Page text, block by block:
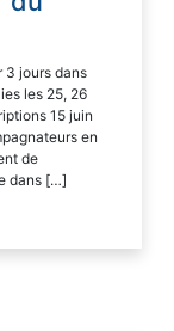
3 jours dans
les 25, 26
15 juin
en
de
dans […]